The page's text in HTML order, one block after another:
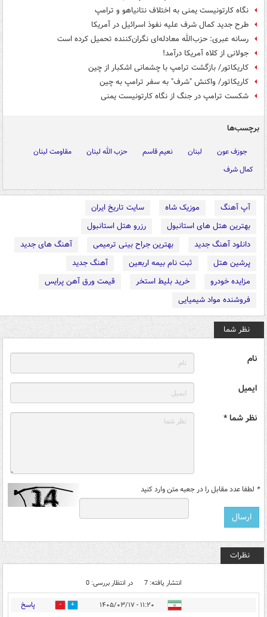
نگاه کارتونیست یمنی به اختلاف نتانیاهو و ترامپ
طرح جدید کمال شرف علیه نفوذ اسرائیل در آمریکا
رسانه عبری: حزب‌الله معادله‌ای نگران‌کننده تحمیل کرده است
جولانی از کلاه آمریکا درآمد!
کاریکاتور/ بازگشت ترامپ با چشمانی اشکبار از چین
کاریکاتور/ واکنش "شرف" به سفر ترامپ به چین
شکست ترامپ در جنگ از نگاه کارتونیست یمنی
برچسب‌ها
جوزف عون لبنان نعیم قاسم حزب الله لبنان
مقاومت لبنان
کمال شرف
آپ آهنگ موزیک شاه
سایت تاریخ ایران
بهترین هتل های استانبول
رزرو هتل استانبول
دانلود آهنگ جدید
بهترین جراح بینی ترمیمی
آهنگ های جدید
پرشین هتل
ثبت نام بیمه اربعین
آهنگ جدید
مزایده خودرو
خرید بلیط استخر
قیمت ورق آهن پرایس
فروشنده مواد شیمیایی
نظر شما
نام
ایمیل
نظر شما *
* لطفا عدد مقابل را در جعبه متن وارد کنید
نظرات
انتشار یافته: 7 در انتظار بررسی: 0
۱۱:۲۰ - ۱۴۰۵/۰۳/۱۷ 7 پاسخ